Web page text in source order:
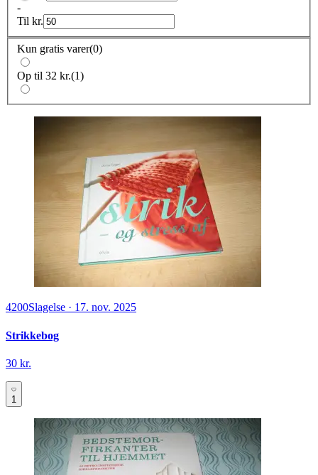
-
Til kr.
Kun gratis varer(0)
Op til 32 kr.(1)
4200Slagelse · 17. nov. 2025
Strikkebog
30 kr.
1